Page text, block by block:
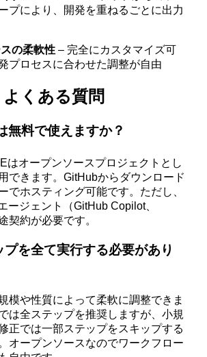
プにより、開発を重ねるごとに出力
の柔軟性 – 完全にカスタマイズ可
プロセスに合わせた調整が自由
くある質問
無料で使えますか？
はオープンソースプロジェクトとし
できます。GitHubからダウンロード
でホスティング可能です。ただし、
ージェント（GitHub Copilot、
契約が必要です。
プを全て実行する必要があり
模や性質によって柔軟に調整できま
は全ステップを推奨しますが、小規
正では一部ステップをスキップする
オープンソースなのでワークフロー